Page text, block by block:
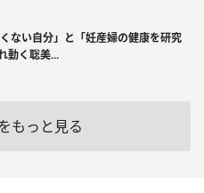
くない自分」と「妊産婦の健康を研究
動く聡美...
もっと見る